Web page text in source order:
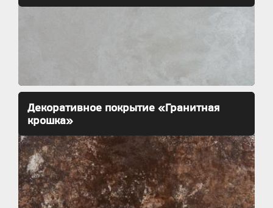
Декоративное покрытие «Гранитная
крошка»